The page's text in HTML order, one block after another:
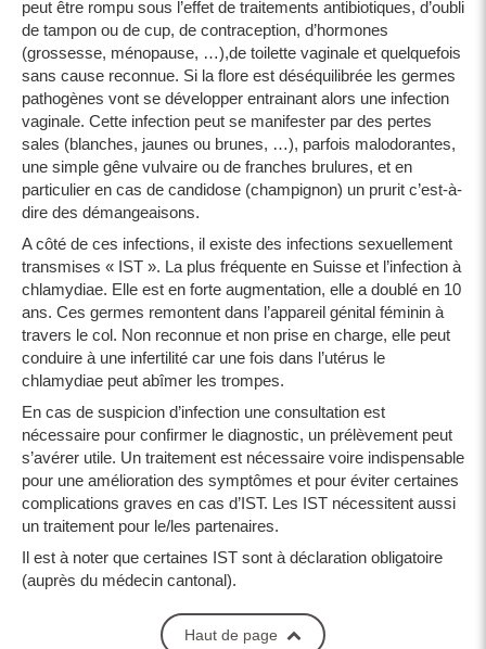
peut être rompu sous l’effet de traitements antibiotiques, d’oubli
de tampon ou de cup, de contraception, d’hormones
(grossesse, ménopause, …),de toilette vaginale et quelquefois
sans cause reconnue. Si la flore est déséquilibrée les germes
pathogènes vont se développer entrainant alors une infection
vaginale. Cette infection peut se manifester par des pertes
sales (blanches, jaunes ou brunes, …), parfois malodorantes,
une simple gêne vulvaire ou de franches brulures, et en
particulier en cas de candidose (champignon) un prurit c’est-à-
dire des démangeaisons.
A côté de ces infections, il existe des infections sexuellement
transmises « IST ». La plus fréquente en Suisse et l’infection à
chlamydiae. Elle est en forte augmentation, elle a doublé en 10
ans. Ces germes remontent dans l’appareil génital féminin à
travers le col. Non reconnue et non prise en charge, elle peut
conduire à une infertilité car une fois dans l’utérus le
chlamydiae peut abîmer les trompes.
En cas de suspicion d’infection une consultation est
nécessaire pour confirmer le diagnostic, un prélèvement peut
s’avérer utile. Un traitement est nécessaire voire indispensable
pour une amélioration des symptômes et pour éviter certaines
complications graves en cas d’IST. Les IST nécessitent aussi
un traitement pour le/les partenaires.
Il est à noter que certaines IST sont à déclaration obligatoire
(auprès du médecin cantonal).
Haut de page